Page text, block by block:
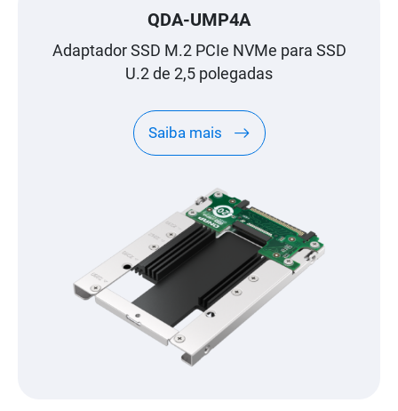
QDA-UMP4A
Adaptador SSD M.2 PCIe NVMe para SSD
U.2 de 2,5 polegadas
Saiba mais